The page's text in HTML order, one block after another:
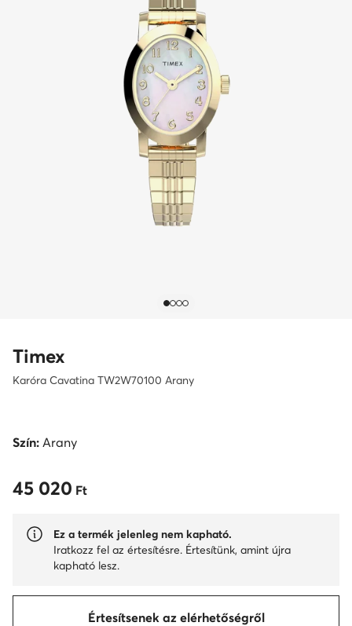
Timex
Karóra Cavatina TW2W70100 Arany
Szín: Arany
45 020 Ft
45 020 Ft
Ez a termék jelenleg nem kapható.
Iratkozz fel az értesítésre. Értesítünk, amint újra
kapható lesz.
Értesítsenek az elérhetőségről